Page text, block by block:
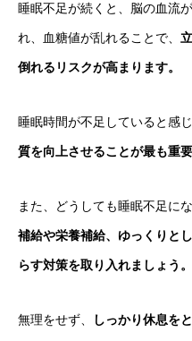
睡眠不足が続くと、脳の血流
れ、血糖値が乱れることで、
倒れるリスクが高まります。
睡眠時間が不足していると感じ
質を向上させることが最も重要
また、どうしても睡眠不足に
補給や栄養補給、ゆっくりと
らす対策を取り入れましょう。
無理をせず、 しっかり休息を